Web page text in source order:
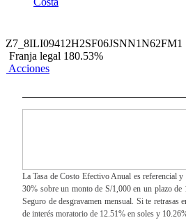
Z7_8ILI09412H2SF06JSNN1N62FM1
Franja legal 180.53%
Acciones
La Tasa de Costo Efectivo Anual es referencial y
30% sobre un monto de S/1,000 en un plazo de
Seguro de desgravamen mensual. Si te retrasas
de interés moratorio de 12.51% en soles y